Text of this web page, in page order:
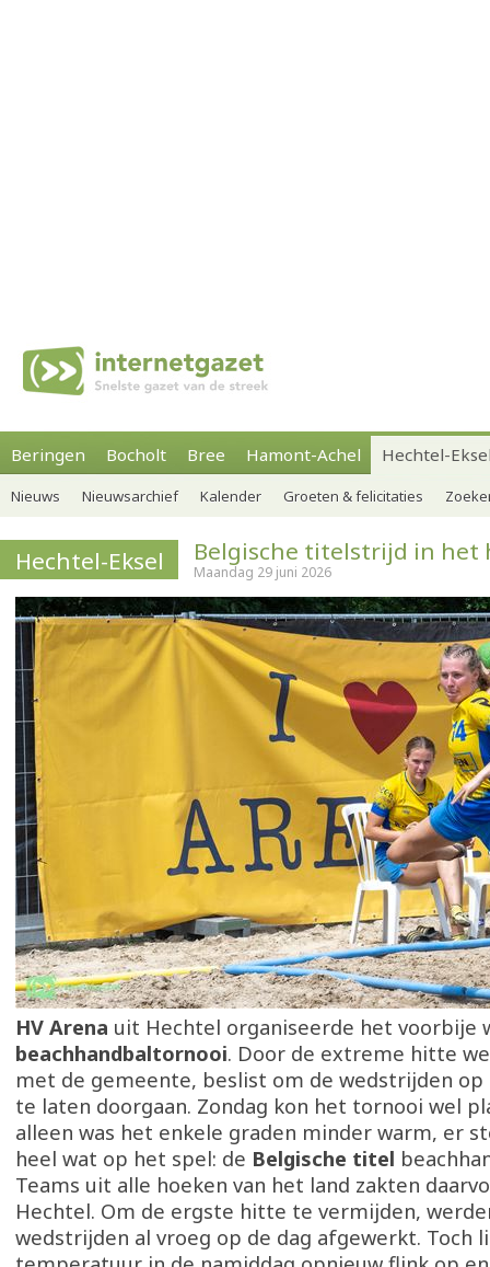
Beringen Bocholt Bree Hamont-Achel Hechtel-
Nieuws Nieuwsarchief Kalender Groeten & felicitaties
Hechtel-Eksel Belgische titelstrijd in het
Maandag 29 juni 2026
HV Arena uit Hechtel organiseerde het voorbije
beachhandbaltornooi. Door de extreme hitte
met de gemeente, beslist om de wedstrijden
te laten doorgaan. Zondag kon het tornooi wel
alleen was het enkele graden minder warm, er
heel wat op het spel: de Belgische titel
Teams uit alle hoeken van het land zakten
Hechtel. Om de ergste hitte te vermijden,
wedstrijden al vroeg op de dag afgewerkt. Toch